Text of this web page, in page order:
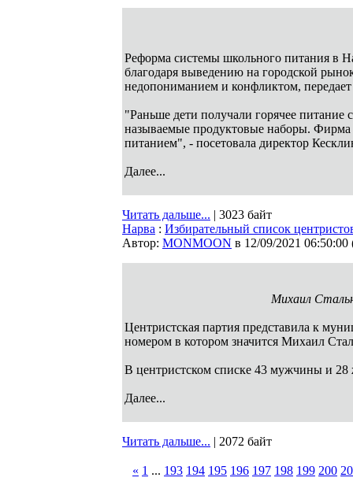
Реформа системы школьного питания в
благодаря выведению на городской
недопониманием и конфликтом,
"Раньше дети получали горячее питание
называемые продуктовые наборы. Фирма
питанием", - посетовала директор
Далее...
Читать дальше... | 3023 байт
Нарва : Избирательный список
Автор: MONMOON в 12/09/2021 06:50:00
Михаил
Центристская партия представила к
номером в котором значится Михаил
В центристском списке 43 мужчины и
Далее...
Читать дальше... | 2072 байт
« 1 ... 193 194 195 196 197 198 199 200